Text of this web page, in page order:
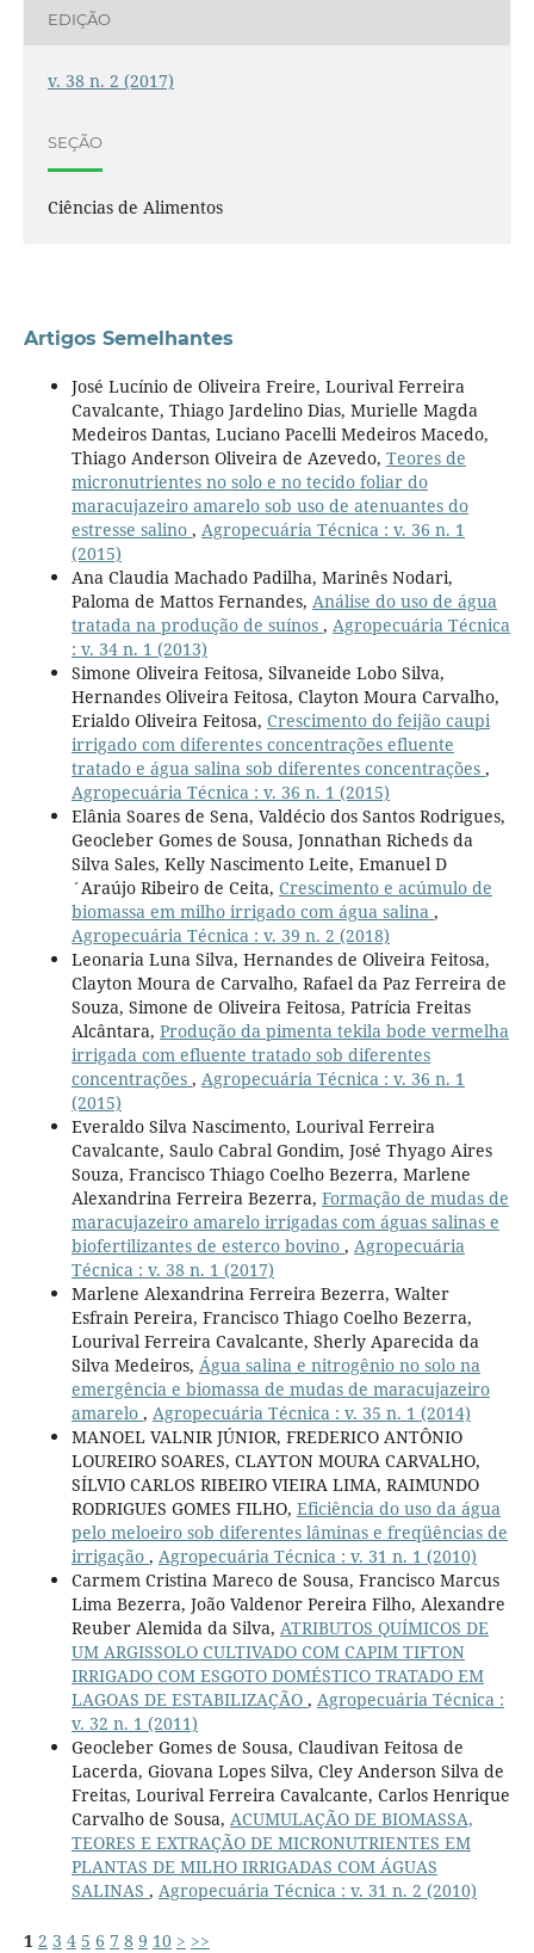
EDIÇÃO
v. 38 n. 2 (2017)
SEÇÃO
Ciências de Alimentos
Artigos Semelhantes
José Lucínio de Oliveira Freire, Lourival Ferreira
Cavalcante, Thiago Jardelino Dias, Murielle Magda
Medeiros Dantas, Luciano Pacelli Medeiros Macedo,
Thiago Anderson Oliveira de Azevedo, Teores de
micronutrientes no solo e no tecido foliar do
maracujazeiro amarelo sob uso de atenuantes do
estresse salino , Agropecuária Técnica : v. 36 n. 1
(2015)
Ana Claudia Machado Padilha, Marinês Nodari,
Paloma de Mattos Fernandes, Análise do uso de água
tratada na produção de suínos , Agropecuária Técnica
: v. 34 n. 1 (2013)
Simone Oliveira Feitosa, Silvaneide Lobo Silva,
Hernandes Oliveira Feitosa, Clayton Moura Carvalho,
Erialdo Oliveira Feitosa, Crescimento do feijão caupi
irrigado com diferentes concentrações efluente
tratado e água salina sob diferentes concentrações ,
Agropecuária Técnica : v. 36 n. 1 (2015)
Elânia Soares de Sena, Valdécio dos Santos Rodrigues,
Geocleber Gomes de Sousa, Jonnathan Richeds da
Silva Sales, Kelly Nascimento Leite, Emanuel D
´Araújo Ribeiro de Ceita, Crescimento e acúmulo de
biomassa em milho irrigado com água salina ,
Agropecuária Técnica : v. 39 n. 2 (2018)
Leonaria Luna Silva, Hernandes de Oliveira Feitosa,
Clayton Moura de Carvalho, Rafael da Paz Ferreira de
Souza, Simone de Oliveira Feitosa, Patrícia Freitas
Alcântara, Produção da pimenta tekila bode vermelha
irrigada com efluente tratado sob diferentes
concentrações , Agropecuária Técnica : v. 36 n. 1
(2015)
Everaldo Silva Nascimento, Lourival Ferreira
Cavalcante, Saulo Cabral Gondim, José Thyago Aires
Souza, Francisco Thiago Coelho Bezerra, Marlene
Alexandrina Ferreira Bezerra, Formação de mudas de
maracujazeiro amarelo irrigadas com águas salinas e
biofertilizantes de esterco bovino , Agropecuária
Técnica : v. 38 n. 1 (2017)
Marlene Alexandrina Ferreira Bezerra, Walter
Esfrain Pereira, Francisco Thiago Coelho Bezerra,
Lourival Ferreira Cavalcante, Sherly Aparecida da
Silva Medeiros, Água salina e nitrogênio no solo na
emergência e biomassa de mudas de maracujazeiro
amarelo , Agropecuária Técnica : v. 35 n. 1 (2014)
MANOEL VALNIR JÚNIOR, FREDERICO ANTÔNIO
LOUREIRO SOARES, CLAYTON MOURA CARVALHO,
SÍLVIO CARLOS RIBEIRO VIEIRA LIMA, RAIMUNDO
RODRIGUES GOMES FILHO, Eficiência do uso da água
pelo meloeiro sob diferentes lâminas e freqüências de
irrigação , Agropecuária Técnica : v. 31 n. 1 (2010)
Carmem Cristina Mareco de Sousa, Francisco Marcus
Lima Bezerra, João Valdenor Pereira Filho, Alexandre
Reuber Alemida da Silva, ATRIBUTOS QUÍMICOS DE
UM ARGISSOLO CULTIVADO COM CAPIM TIFTON
IRRIGADO COM ESGOTO DOMÉSTICO TRATADO EM
LAGOAS DE ESTABILIZAÇÃO , Agropecuária Técnica :
v. 32 n. 1 (2011)
Geocleber Gomes de Sousa, Claudivan Feitosa de
Lacerda, Giovana Lopes Silva, Cley Anderson Silva de
Freitas, Lourival Ferreira Cavalcante, Carlos Henrique
Carvalho de Sousa, ACUMULAÇÃO DE BIOMASSA,
TEORES E EXTRAÇÃO DE MICRONUTRIENTES EM
PLANTAS DE MILHO IRRIGADAS COM ÁGUAS
SALINAS , Agropecuária Técnica : v. 31 n. 2 (2010)
1 2 3 4 5 6 7 8 9 10 > >>